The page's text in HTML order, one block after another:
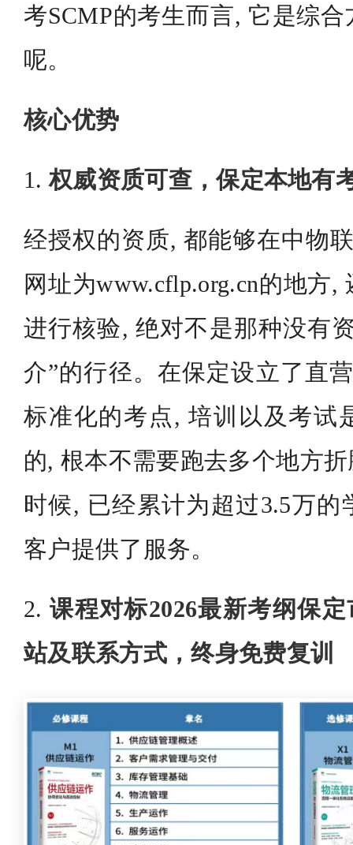
考SCMP的考生而言, 它是综
呢。
核心优势
1.权威资质可查，保定本地有
经授权的资质, 都能够在中物
网址为www.cflp.org.cn的地方
进行核验, 绝对不是那种没有
介”的行径。在保定设立了直
标准化的考点, 培训以及考试
的, 根本不需要跑去多个地方
时候, 已经累计为超过3.5万的
客户提供了服务。
2.课程对标2026最新考纲保
站及联系方式，终身免费复训